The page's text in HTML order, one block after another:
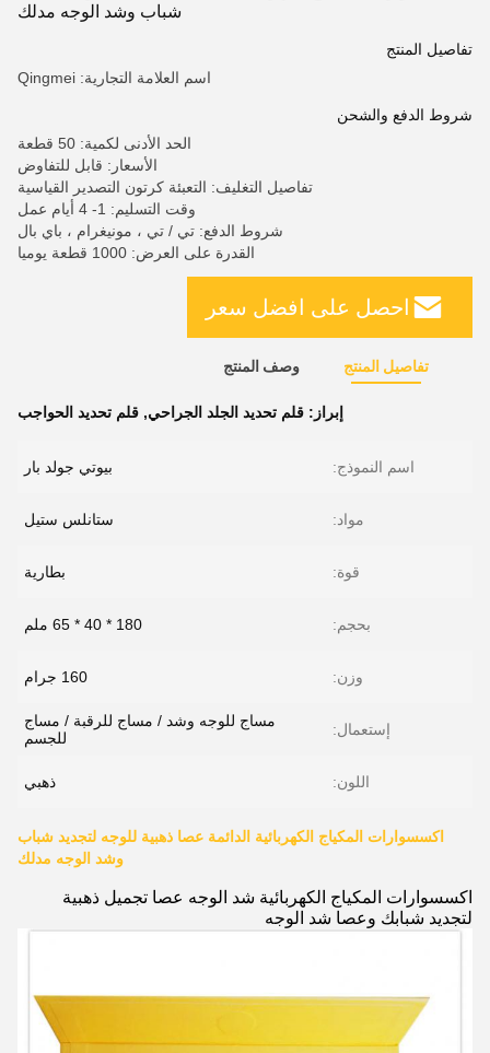
شباب وشد الوجه مدلك
تفاصيل المنتج
اسم العلامة التجارية: Qingmei
شروط الدفع والشحن
الحد الأدنى لكمية: 50 قطعة
الأسعار: قابل للتفاوض
تفاصيل التغليف: التعبئة كرتون التصدير القياسية
وقت التسليم: 1- 4 أيام عمل
شروط الدفع: تي / تي ، مونيغرام ، باي بال
القدرة على العرض: 1000 قطعة يوميا
احصل على افضل سعر
تفاصيل المنتج وصف المنتج
إبراز: قلم تحديد الجلد الجراحي, قلم تحديد الحواجب
اسم النموذج: بيوتي جولد بار
مواد: ستانلس ستيل
قوة: بطارية
بحجم: 180 * 40 * 65 ملم
وزن: 160 جرام
إستعمال:
مساج للوجه وشد / مساج للرقبة / مساج
للجسم
اللون: ذهبي
اكسسوارات المكياج الكهربائية الدائمة عصا ذهبية للوجه لتجديد شباب
وشد الوجه مدلك
اكسسوارات المكياج الكهربائية شد الوجه عصا تجميل ذهبية
لتجديد شبابك وعصا شد الوجه